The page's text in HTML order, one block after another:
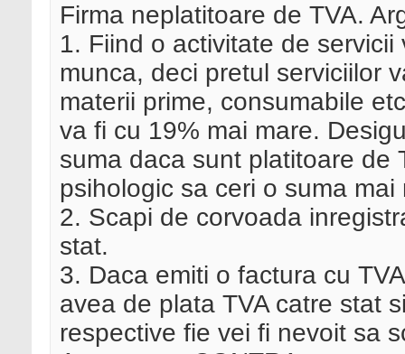
Firma neplatitoare de TVA.
1. Fiind o activitate de
munca, deci pretul serviciilor
materii prime, consumabile
va fi cu 19% mai mare.
suma daca sunt platitoare de
psihologic sa ceri o suma mai
2. Scapi de corvoada
stat.
3. Daca emiti o factura cu
avea de plata TVA catre stat
respective fie vei fi nevoit sa